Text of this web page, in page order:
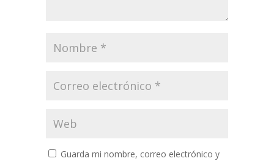
Guarda mi nombre, correo electrónico y